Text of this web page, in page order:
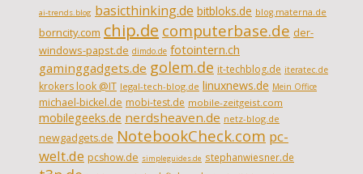
ai-trends.blog basicthinking.de bitbloks.de blog.materna.de
borncity.com chip.de computerbase.de der-
windows-papst.de dimdo.de fotointern.ch
gaminggadgets.de golem.de it-techblog.de iteratec.de
krokers look @IT legal-tech-blog.de linuxnews.de Mein Office
michael-bickel.de mobi-test.de mobile-zeitgeist.com
mobilegeeks.de nerdsheaven.de netz-blog.de
newgadgets.de NotebookCheck.com pc-
welt.de pcshow.de simpleguides.de stephanwiesner.de